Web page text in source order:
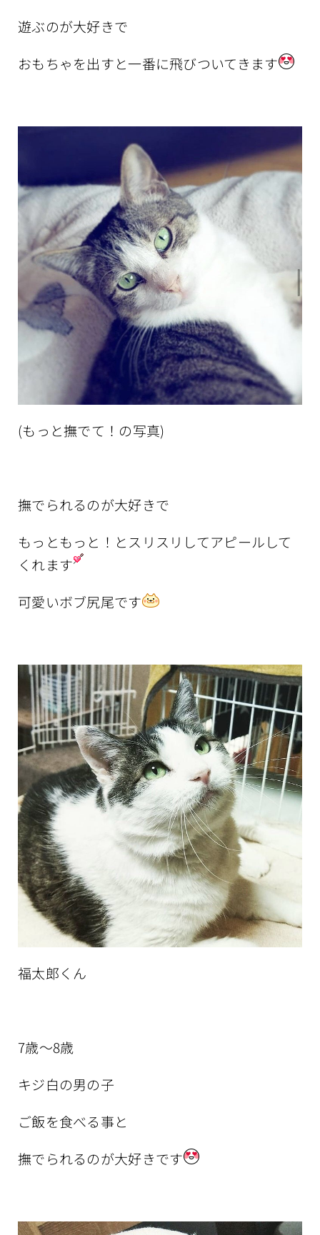
遊ぶのが大好きで
おもちゃを出すと一番に飛びついてきます
(もっと撫でて！の写真)
撫でられるのが大好きで
もっともっと！とスリスリしてアピールして
くれます
可愛いボブ尻尾です
福太郎くん
7歳～8歳
キジ白の男の子
ご飯を食べる事と
撫でられるのが大好きです